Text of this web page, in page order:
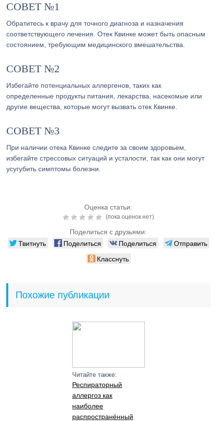
СОВЕТ №1
Обратитесь к врачу для точного диагноза и назначения
соответствующего лечения. Отек Квинке может быть опасным
состоянием, требующим медицинского вмешательства.
СОВЕТ №2
Избегайте потенциальных аллергенов, таких как
определенные продукты питания, лекарства, насекомые или
другие вещества, которые могут вызвать отек Квинке.
СОВЕТ №3
При наличии отека Квинке следите за своим здоровьем,
избегайте стрессовых ситуаций и усталости, так как они могут
усугубить симптомы болезни.
Оценка статьи:
(пока оценок нет)
Поделиться с друзьями:
Твитнуть Поделиться Поделиться
Отправить
Класснуть
Похожие публикации
Читайте также:
Респираторный
аллергоз как
наиболее
распространённый